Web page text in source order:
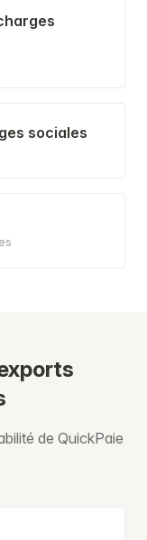
sociales
de QuickPaie